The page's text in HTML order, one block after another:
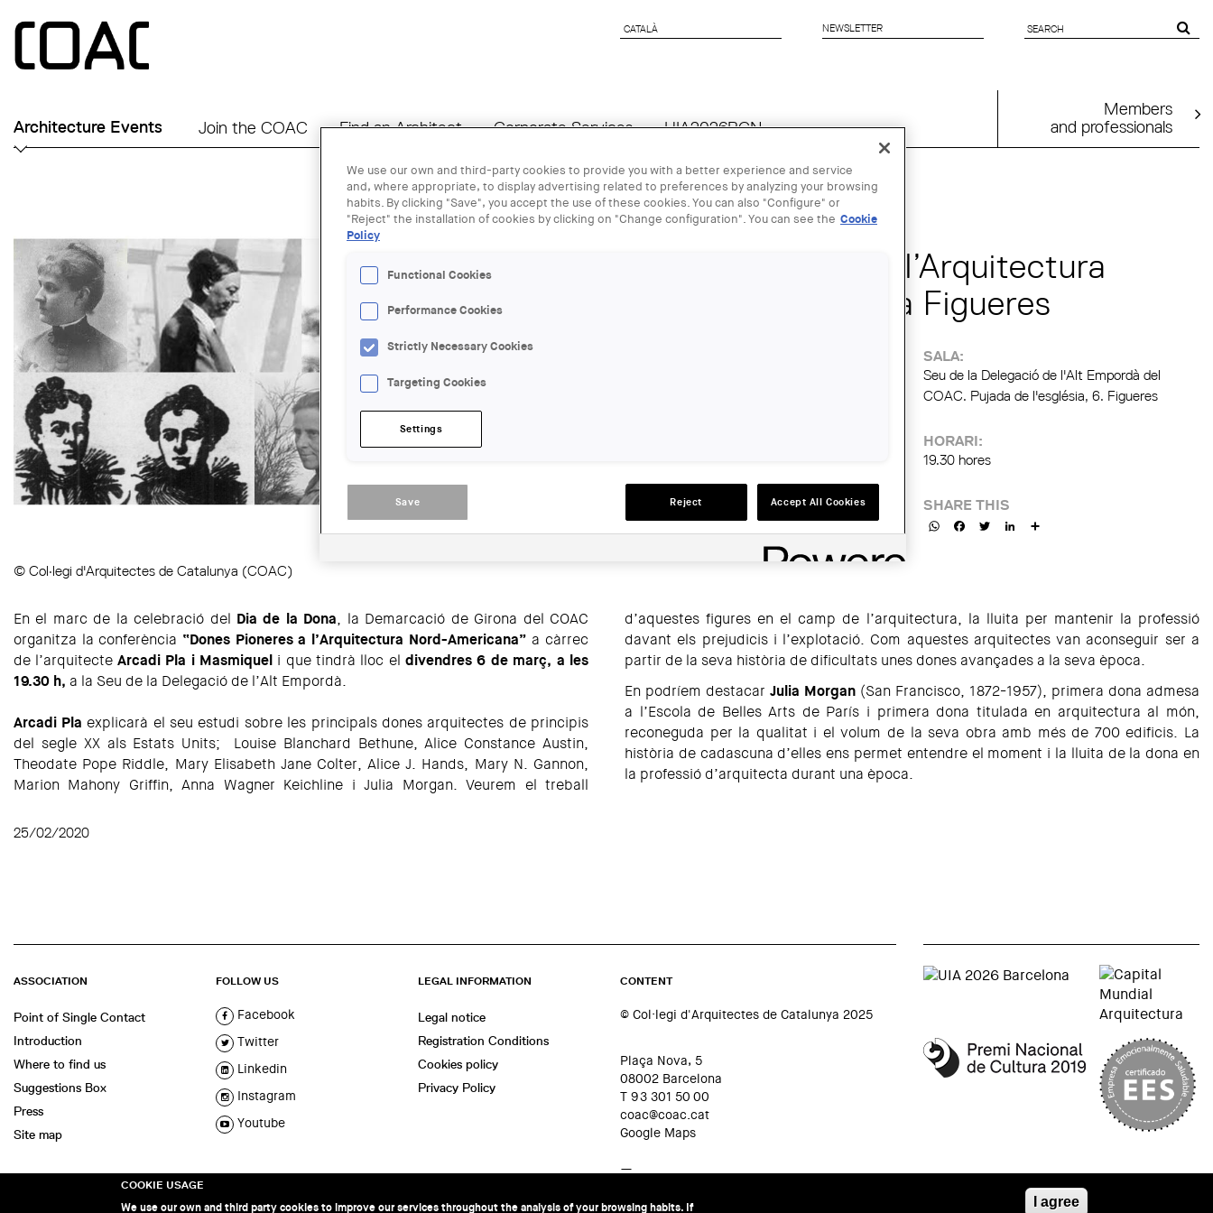
CATALÀ
CATALÀ NEWSLETTER
FORM
Architecture Events Join the COAC Find an Architect Corporate Services UIA2026BCN
Members
and professionals
© Col·legi d'Arquitectes de Catalunya (COAC)
06 MAR
“Dones pioneres a l’Arquitectura
Nord-Americana”, a Figueres
ACTIONS
SALA:
Seu de la Delegació de l'Alt Empordà del
COAC. Pujada de l'església, 6. Figueres
HORARI:
19.30 hores
SHARE THIS
WhatsAppFacebookTwitterLinkedIn
En el marc de la celebració del Dia de la Dona, la Demarcació de Girona del COAC
organitza la conferència “Dones Pioneres a l’Arquitectura Nord-Americana” a càrrec
de l’arquitecte Arcadi Pla i Masmiquel i que tindrà lloc el divendres 6 de març, a les
19.30 h, a la Seu de la Delegació de l’Alt Empordà.
Arcadi Pla explicarà el seu estudi sobre les principals dones arquitectes de principis
del segle XX als Estats Units; Louise Blanchard Bethune, Alice Constance Austin,
Theodate Pope Riddle, Mary Elisabeth Jane Colter, Alice J. Hands, Mary N. Gannon,
Marion Mahony Griffin, Anna Wagner Keichline i Julia Morgan. Veurem el treball
d’aquestes figures en el camp de l’arquitectura, la lluita per mantenir la professió
davant els prejudicis i l’explotació. Com aquestes arquitectes van aconseguir ser a
partir de la seva història de dificultats unes dones avançades a la seva època.
En podríem destacar Julia Morgan (San Francisco, 1872-1957), primera dona admesa
a l’Escola de Belles Arts de París i primera dona titulada en arquitectura al món,
reconeguda per la qualitat i el volum de la seva obra amb més de 700 edificis. La
història de cadascuna d’elles ens permet entendre el moment i la lluita de la dona en
la professió d’arquitecta durant una època.
25/02/2020
ASSOCIATION
Point of Single Contact
Introduction
Where to find us
Suggestions Box
Press
Site map
FOLLOW US
Facebook
Twitter
Linkedin
Instagram
Youtube
LEGAL INFORMATION
Legal notice
Registration Conditions
Cookies policy
Privacy Policy
CONTENT
© Col·legi d'Arquitectes de Catalunya 2025
Plaça Nova, 5
08002 Barcelona
T 93 301 50 00
coac@coac.cat
Google Maps
—
COOKIE USAGE
We use our own and third party cookies to improve our services throughout the analysis of your browsing habits. If
I agree
We use our own and third-party cookies to provide you with a better experience and service
and, where appropriate, to display advertising related to preferences by analyzing your browsing
habits. By clicking "Save", you accept the use of these cookies. You can also "Configure" or
"Reject" the installation of cookies by clicking on "Change configuration". You can see the Cookie
Policy
Functional Cookies
Performance Cookies
Strictly Necessary Cookies
Targeting Cookies
Settings
Save Reject Accept All Cookies